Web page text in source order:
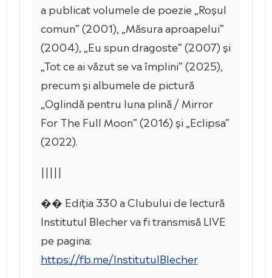
a publicat volumele de poezie „Roșul
comun” (2001), „Măsura aproapelui”
(2004), „Eu spun dragoste” (2007) și
„Tot ce ai văzut se va împlini” (2025),
precum și albumele de pictură
„Oglindă pentru luna plină / Mirror
For The Full Moon” (2016) și „Eclipsa”
(2022).
|||||
�� Ediția 330 a Clubului de lectură
Institutul Blecher va fi transmisă LIVE
pe pagina:
https://fb.me/InstitutulBlecher